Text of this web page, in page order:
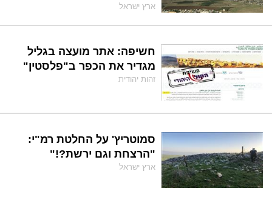
ארץ ישראל
חשיפה: אתר מועצה בגליל
מגדיר את הכפר ב"פלסטין"
זהות יהודית
סמוטריץ' על החלטת רמ"י:
"הרצחת וגם ירשת?!"
ארץ ישראל